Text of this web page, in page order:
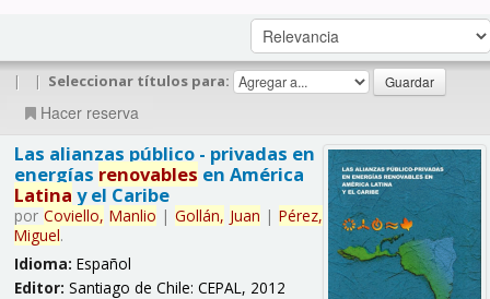
| | Seleccionar títulos para:
Hacer reserva
Las alianzas público - privadas en
energías renovables en América
Latina y el Caribe
por Coviello, Manlio | Gollán, Juan | Pérez,
Miguel.
Idioma: Español
Editor: Santiago de Chile: CEPAL, 2012